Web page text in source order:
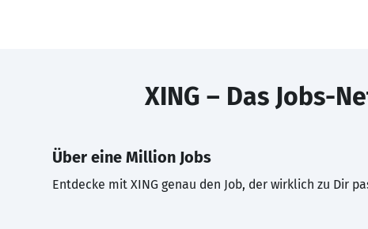
XING – Das Jobs-
Über eine Million Jobs
Entdecke mit XING genau den Job, der wirklich zu Dir